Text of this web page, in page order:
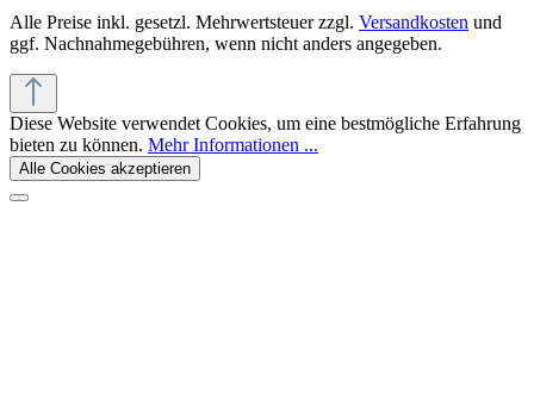
Alle Preise inkl. gesetzl. Mehrwertsteuer zzgl. Versandkosten und
ggf. Nachnahmegebühren, wenn nicht anders angegeben.
Diese Website verwendet Cookies, um eine bestmögliche Erfahrung
bieten zu können. Mehr Informationen ...
Alle Cookies akzeptieren